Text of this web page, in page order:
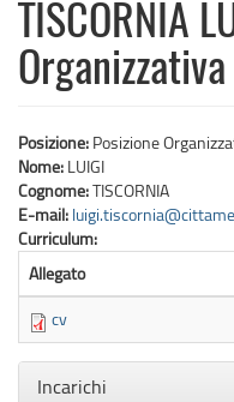
TISCORNIA
Organizzativa
Posizione: Posizione
Nome: LUIGI
Cognome:TISCORNIA
E-mail:
Curriculum:
Allegato
cv
Nascondi
Incarichi